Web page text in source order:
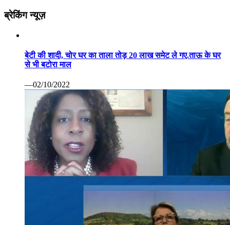
ब्रेकिंग न्यूज़
बेटी की शादी, चोर घर का ताला तोड़ 20 लाख समेट ले गए.ताऊ के घर
से भी बटोरा माल
—02/10/2022